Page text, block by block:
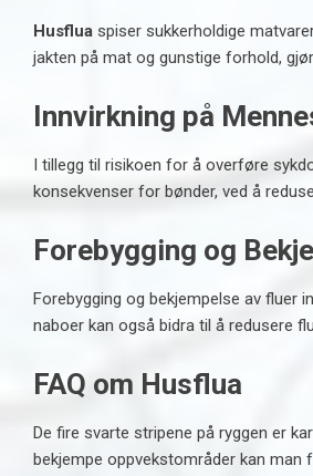
Husflua spiser sukkerholdige
jakten på mat og gunstige forhold,
Innvirkning på
I tillegg til risikoen for å overføre
konsekvenser for bønder, ved å
Forebygging og
Forebygging og bekjempelse av fluer
naboer kan også bidra til å redusere
FAQ om Husflua
De fire svarte stripene på ryggen er
bekjempe oppvekstområder kan